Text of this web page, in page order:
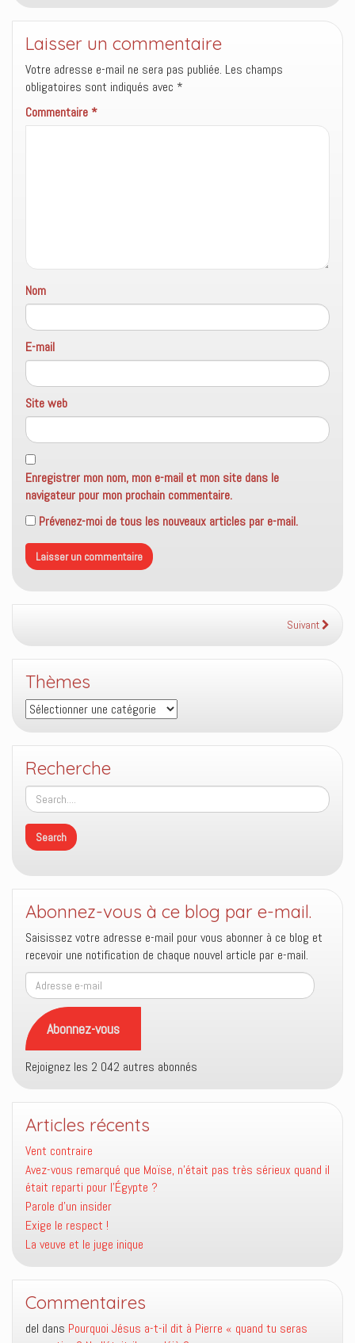
Laisser un commentaire
Votre adresse e-mail ne sera pas publiée. Les champs
obligatoires sont indiqués avec *
Commentaire*
Nom
E-mail
Site web
Enregistrer mon nom, mon e-mail et mon site dans le
navigateur pour mon prochain commentaire.
Prévenez-moi de tous les nouveaux articles par e-mail.
Suivant
Thèmes
Thèmes
Recherche
Abonnez-vous à ce blog par e-mail.
Saisissez votre adresse e-mail pour vous abonner à ce blog et
recevoir une notification de chaque nouvel article par e-mail.
Adresse
e-
mail
Abonnez-vous
Rejoignez les 2 042 autres abonnés
Articles récents
Vent contraire
Avez-vous remarqué que Moïse, n’était pas très sérieux quand il
était reparti pour l’Égypte ?
Parole d’un insider
Exige le respect !
La veuve et le juge inique
Commentaires
del dans Pourquoi Jésus a-t-il dit à Pierre « quand tu seras